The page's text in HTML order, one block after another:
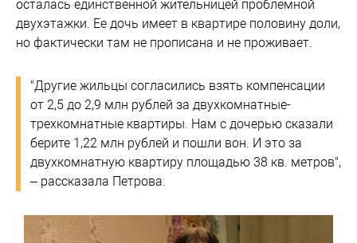
осталась единственной жительницей проблемной
двухэтажки. Ее дочь имеет в квартире половину доли,
но фактически там не прописана и не проживает.
"Другие жильцы согласились взять компенсации
от 2,5 до 2,9 млн рублей за двухкомнатные-
трехкомнатные квартиры. Нам с дочерью сказали
берите 1,22 млн рублей и пошли вон. И это за
двухкомнатную квартиру площадью 38 кв. метров",
– рассказала Петрова.